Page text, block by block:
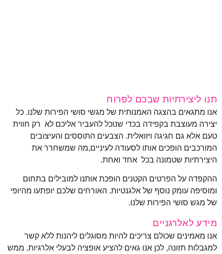
תנו ליצירתיות שבכם לפרוח
אנו מתגאים בהצגה האמנותית של מגשי סושי הפירות שלנו. כל
יצירה מעוצבת בקפידה בכדי שנוכל להעביר אליכם לא רק חווית
טעם אלא גם חגיגה ויזואלית. הצבעים התוססים והעיצובים
המורכבים הופכים אותו לסעודה לעיניים,מה שמשחרר את
היצירתיות שטמונה בכל אחד ואחת.
ההקפדה על הפרטים הקטנים הופכת אותנו למובילים בתחום
ומוסיפה עומק נוסף של אלגנטיות. האורחים שלכם יופתעו מהיופי
של מגש סושי הפירות שלנו.
מידע לאלרגניים
אנו מאמינים שכולם צריכים להיות מסוגלים ליהנות ללא קשר
למגבלות תזונה, לכן אנו גאים להציע אופציה לבעלי אלרגיות. ממש